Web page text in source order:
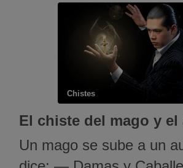
algo; -Prefiero ser
salvajemente por una
putas de Babilonia antes
Chistes
El chiste del mago y
Un mago se sube a un